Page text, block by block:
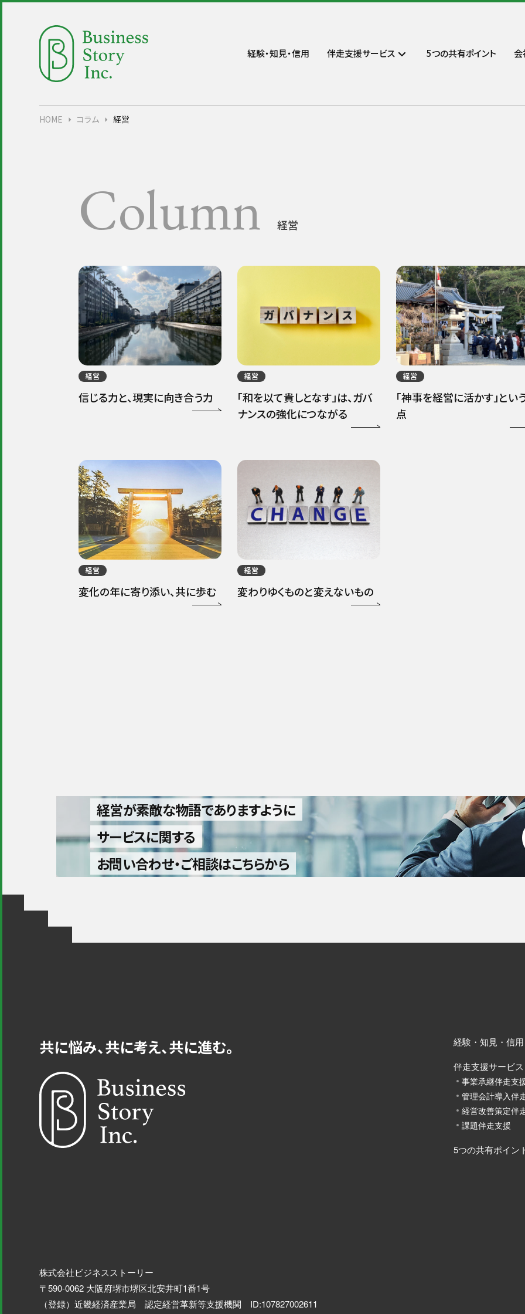
経験・知見・信用 伴走支援サービス 5つの共有ポイント
HOME コラム 経営
Column 経営
経営
信じる力と、現実に向き合う力
経営
「和を以て貴しとなす」は、ガバ
ナンスの強化につながる
経営
「神事を経営に活かす」とい
点
経営
変化の年に寄り添い、共に歩む
経営
変わりゆくものと変えないもの
経営が素敵な物語でありますように
サービスに関する
お問い合わせ・ご相談はこちらから
共に悩み、共に考え、共に進む。
中小企業・小規模事業者様向けの経営コンサルティング会社「株式会社ビジネススト
経験・知見・信用
伴走支援サービス
事業承継伴走支
管理会計導入伴
経営改善策定伴
課題伴走支援
5つの共有ポイン
株式会社ビジネスストーリー
〒590-0062 大阪府堺市堺区北安井町1番1号
（登録）近畿経済産業局 認定経営革新等支援機関 ID:107827002611